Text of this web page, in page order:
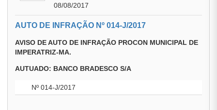
08/08/2017
AUTO DE INFRAÇÃO Nº 014-J/2017
AVISO DE AUTO DE INFRAÇÃO PROCON MUNICIPAL DE
IMPERATRIZ-MA.
AUTUADO: BANCO BRADESCO S/A
Nº 014-J/2017